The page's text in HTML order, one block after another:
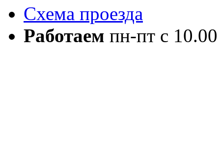
Схема проезда
Работаем пн-пт с